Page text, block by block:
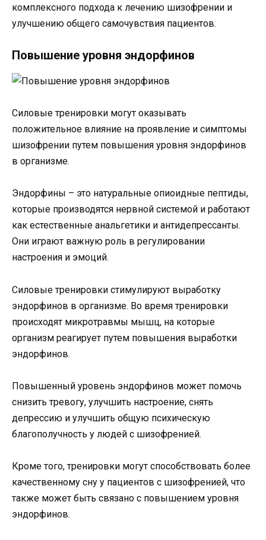
комплексного подхода к лечению шизофрении и
улучшению общего самочувствия пациентов.
Повышение уровня эндорфинов
Силовые тренировки могут оказывать
положительное влияние на проявление и симптомы
шизофрении путем повышения уровня эндорфинов
в организме.
Эндорфины – это натуральные опиоидные пептиды,
которые производятся нервной системой и работают
как естественные анальгетики и антидепрессанты.
Они играют важную роль в регулировании
настроения и эмоций.
Силовые тренировки стимулируют выработку
эндорфинов в организме. Во время тренировки
происходят микротравмы мышц, на которые
организм реагирует путем повышения выработки
эндорфинов.
Повышенный уровень эндорфинов может помочь
снизить тревогу, улучшить настроение, снять
депрессию и улучшить общую психическую
благополучность у людей с шизофренией.
Кроме того, тренировки могут способствовать более
качественному сну у пациентов с шизофренией, что
также может быть связано с повышением уровня
эндорфинов.